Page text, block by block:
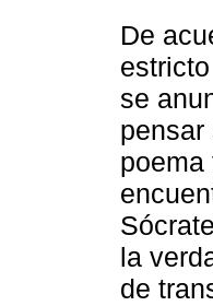
De
se
pensar
poema
la
de